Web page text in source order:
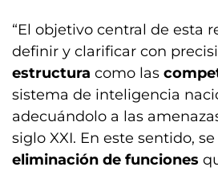
“El objetivo central de esta
definir y clarificar con
estructura como las
sistema de inteligencia
adecuándolo a las
siglo XXI. En este sentido,
eliminación de funciones